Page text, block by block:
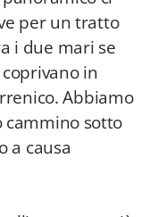
per un tratto
i due mari se
in
Abbiamo
cammino sotto
a causa